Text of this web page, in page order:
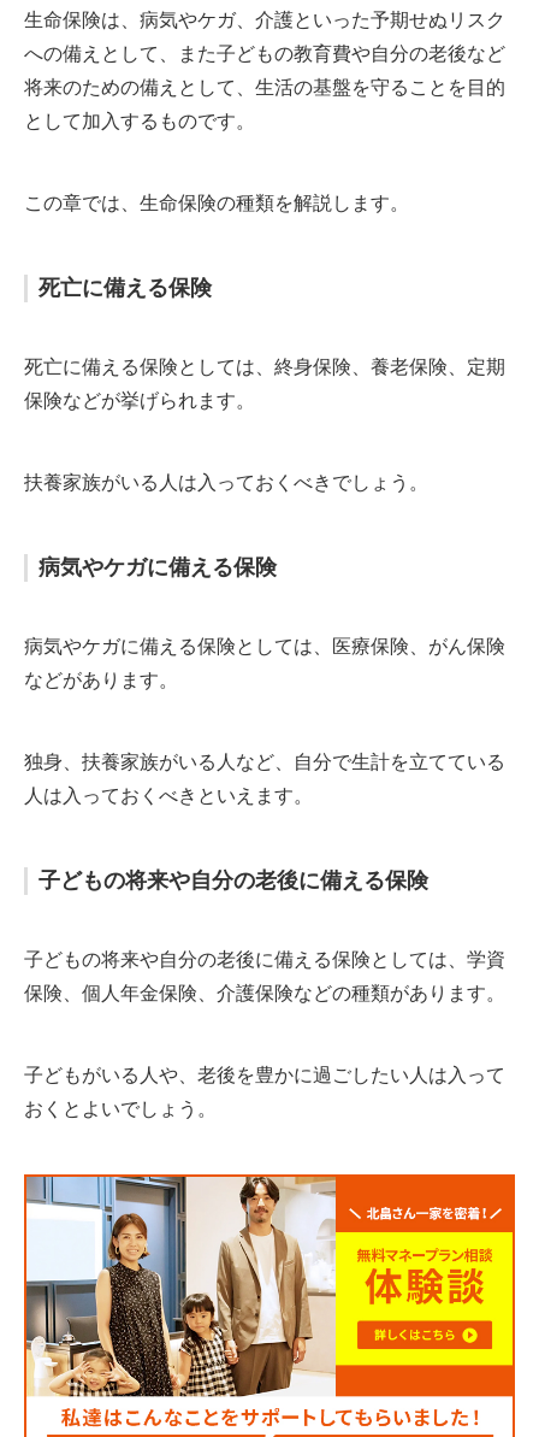
生命保険は、病気やケガ、介護といった予期せぬリスク
への備えとして、また子どもの教育費や自分の老後など
将来のための備えとして、生活の基盤を守ることを目的
として加入するものです。
この章では、生命保険の種類を解説します。
死亡に備える保険
死亡に備える保険としては、終身保険、養老保険、定期
保険などが挙げられます。
扶養家族がいる人は入っておくべきでしょう。
病気やケガに備える保険
病気やケガに備える保険としては、医療保険、がん保険
などがあります。
独身、扶養家族がいる人など、自分で生計を立てている
人は入っておくべきといえます。
子どもの将来や自分の老後に備える保険
子どもの将来や自分の老後に備える保険としては、学資
保険、個人年金保険、介護保険などの種類があります。
子どもがいる人や、老後を豊かに過ごしたい人は入って
おくとよいでしょう。